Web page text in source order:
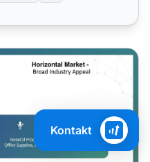
a marketingu?
Kontakt